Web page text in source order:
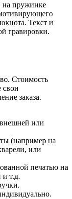
на пружинке
Текст и
гравировки.
Стоимость
свои
заказа.
или
(например на
или
печатью на
и т.д.